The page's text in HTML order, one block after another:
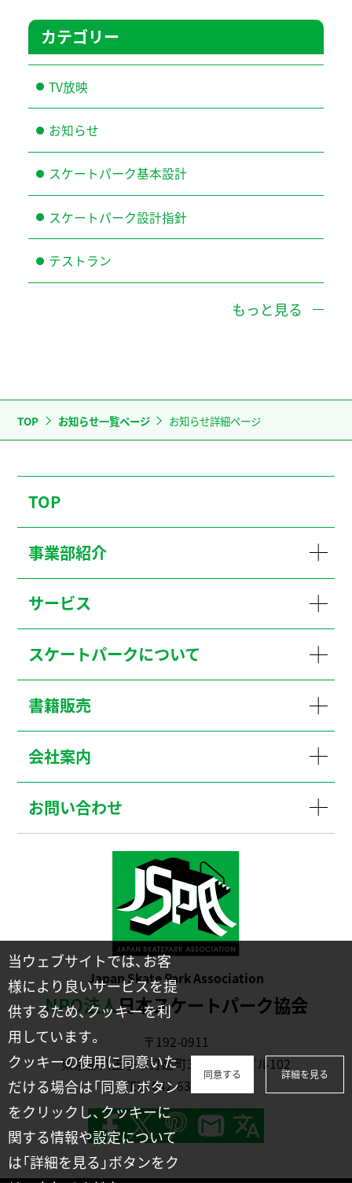
カテゴリー
TV放映
お知らせ
スケートパーク基本設計
スケートパーク設計指針
テストラン
もっと見る
TOP お知らせ一覧ページ お知らせ詳細ページ
Japan Skate Park Association
NPO法人日本スケートパーク協会
〒192-0911
東京都八王子市打越町331-2川幡ビル102
TEL：042-635-1231
TOP
事業部紹介
サービス
スケートパークについて
書籍販売
会社案内
お問い合わせ
当ウェブサイトでは、お客
様により良いサービスを提
供するため、クッキーを利
用しています。
クッキーの使用に同意いた
だける場合は「同意」ボタン
をクリックし、クッキーに
関する情報や設定について
は「詳細を見る」ボタンをク
同意する 詳細を見る